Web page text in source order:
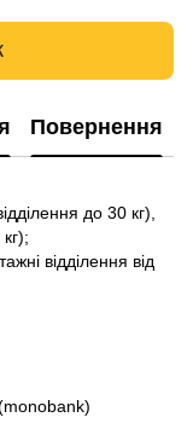
Повернення
до 30 кг),
відділення від